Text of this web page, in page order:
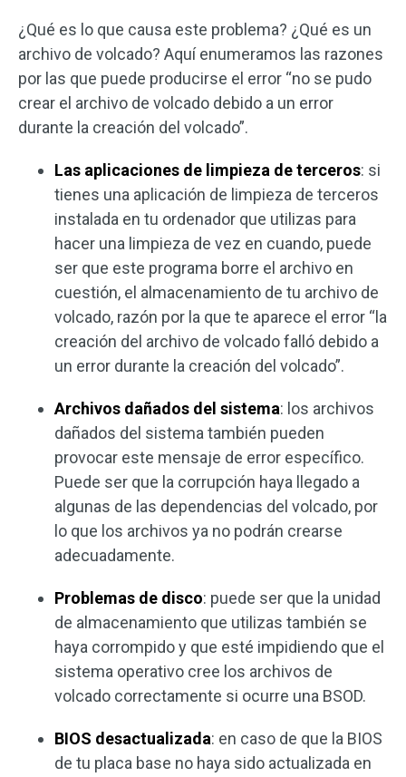
¿Qué es lo que causa este problema? ¿Qué es un
archivo de volcado? Aquí enumeramos las razones
por las que puede producirse el error “no se pudo
crear el archivo de volcado debido a un error
durante la creación del volcado”.
Las aplicaciones de limpieza de terceros: si
tienes una aplicación de limpieza de terceros
instalada en tu ordenador que utilizas para
hacer una limpieza de vez en cuando, puede
ser que este programa borre el archivo en
cuestión, el almacenamiento de tu archivo de
volcado, razón por la que te aparece el error “la
creación del archivo de volcado falló debido a
un error durante la creación del volcado”.
Archivos dañados del sistema: los archivos
dañados del sistema también pueden
provocar este mensaje de error específico.
Puede ser que la corrupción haya llegado a
algunas de las dependencias del volcado, por
lo que los archivos ya no podrán crearse
adecuadamente.
Problemas de disco: puede ser que la unidad
de almacenamiento que utilizas también se
haya corrompido y que esté impidiendo que el
sistema operativo cree los archivos de
volcado correctamente si ocurre una BSOD.
BIOS desactualizada: en caso de que la BIOS
de tu placa base no haya sido actualizada en